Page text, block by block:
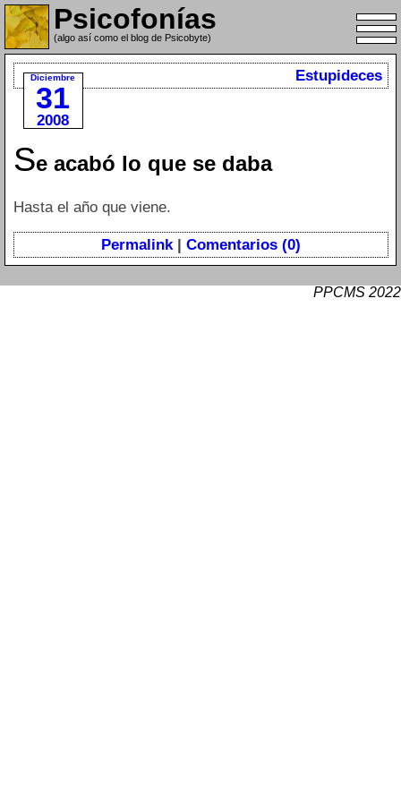
Psicofonías
(algo así como el blog de Psicobyte)
Diciembre
31
2008
Estupideces
Se acabó lo que se daba
Hasta el año que viene.
Permalink| Comentarios (0)
PPCMS 2022